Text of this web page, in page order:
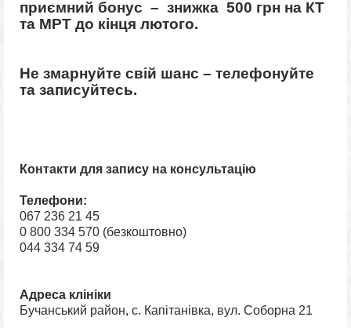
приємний бонус – знижка 500 грн на КТ
та МРТ до кінця лютого.
Не змарнуйте свій шанс – телефонуйте
та записуйтесь.
Контакти для запису на консультацію
Телефони:
067 236 21 45
0 800 334 570 (безкоштовно)
044 334 74 59
Адреса клініки
Бучанський район, с. Капітанівка, вул. Соборна 21